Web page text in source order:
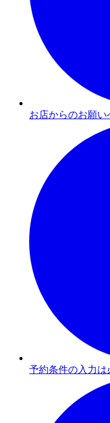
お店からのお願
予約条件の入力は